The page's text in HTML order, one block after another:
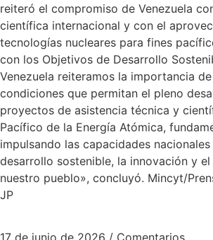
reiteró el compromiso de Venezuela
científica internacional y con el
tecnologías nucleares para fines
con los Objetivos de Desarrollo
Venezuela reiteramos la importancia
condiciones que permitan el pleno
proyectos de asistencia técnica y
Pacífico de la Energía Atómica,
impulsando las capacidades
desarrollo sostenible, la innovación y
nuestro pueblo», concluyó. Mincyt/
JP
17 de junio de 2026 / Comentarios